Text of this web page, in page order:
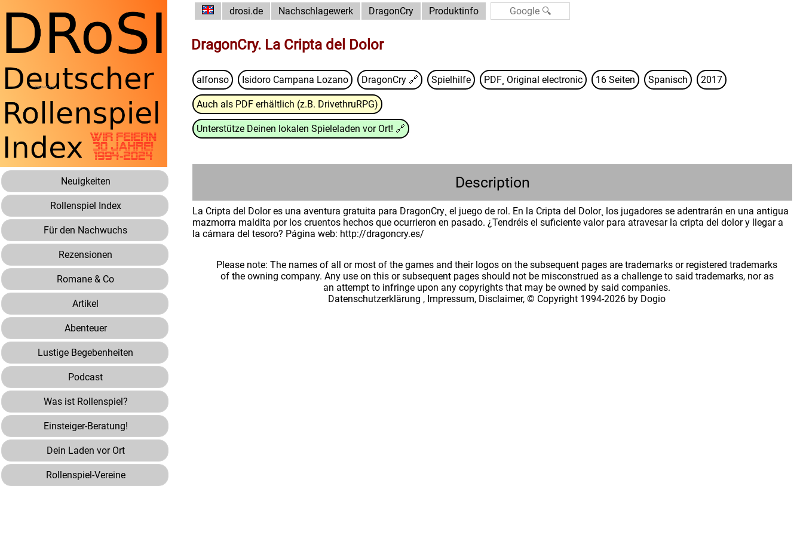
Neuigkeiten
Rollenspiel Index
Für den Nachwuchs
Rezensionen
Romane & Co
Artikel
Abenteuer
Lustige Begebenheiten
Podcast
Was ist Rollenspiel?
Einsteiger-Beratung!
Dein Laden vor Ort
Rollenspiel-Vereine
drosi.de Nachschlagewerk DragonCry Produktinfo
DragonCry. La Cripta del Dolor
alfonso Isidoro Campana Lozano DragonCry 🔗 Spielhilfe PDF¸ Original electronic 16 Seiten Spanisch 2017
Auch als PDF erhältlich (z.B. DrivethruRPG)
Unterstütze Deinen lokalen Spieleladen vor Ort! 🔗
Description
La Cripta del Dolor es una aventura gratuita para DragonCry¸ el juego de rol. En la Cripta del Dolor¸ los jugadores se adentrarán en una antigua
mazmorra maldita por los cruentos hechos que ocurrieron en pasado. ¿Tendréis el suficiente valor para atravesar la cripta del dolor y llegar a
la cámara del tesoro? Página web: http://dragoncry.es/
Please note: The names of all or most of the games and their logos on the subsequent pages are trademarks or registered trademarks
of the owning company. Any use on this or subsequent pages should not be misconstrued as a challenge to said trademarks, nor as
an attempt to infringe upon any copyrights that may be owned by said companies.
Datenschutzerklärung , Impressum, Disclaimer, © Copyright 1994-2026 by Dogio